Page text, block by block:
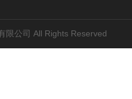
限公司 All Rights Reserved